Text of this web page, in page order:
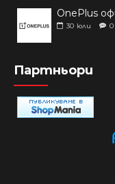
30 юли 0
Партньори